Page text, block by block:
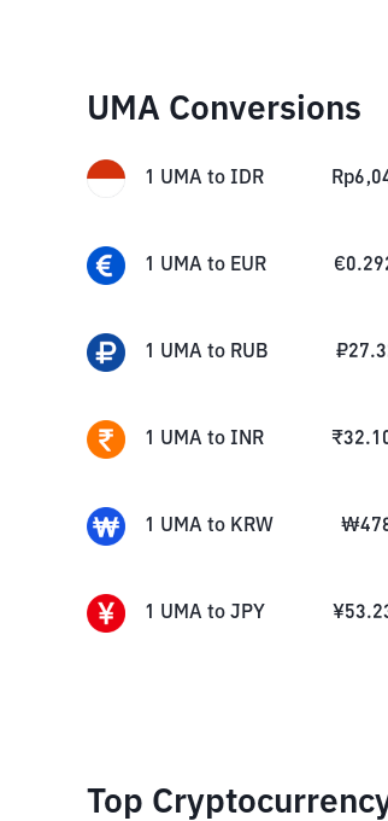
UMA Conversions
1 UMA to IDR Rp
1 UMA to EUR €
1 UMA to RUB ₽
1 UMA to INR ₹
1 UMA to KRW ₩
1 UMA to JPY ¥
Top